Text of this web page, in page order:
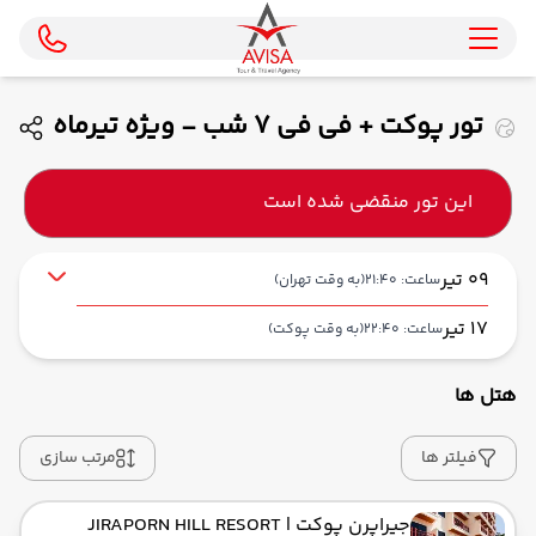
تور پوکت + فی فی 7 شب - ویژه تیرماه
( پرواز مستقیم ماهان )
این تور منقضی شده است
09 تیر ساعت: 21:40 (به وقت تهران)
17 تیر ساعت: 22:40 (به وقت پوکت)
حرکت از مبدا: 21:40
به فرودگاه بین‌المللی پوکت HKT
هتل ها
فیلتر ها مرتب سازی
جیراپرن پوکت | JIRAPORN HILL RESORT